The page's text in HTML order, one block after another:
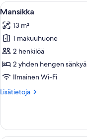
Avaa
kaikki
huonetyypin
Mansikka
kuvat
8
Mansikka
13 m²
1 makuuhuone
2 henkilöä
2 yhden hengen sänkyä
Ilmainen Wi-Fi
Lisätietoja
Lisätietoja